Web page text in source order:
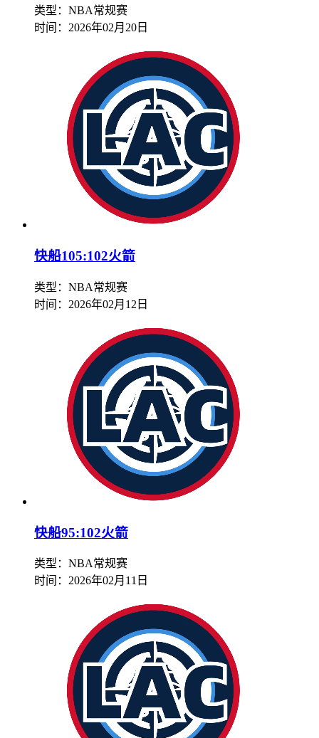
类型：NBA常规赛
时间： 2026年02月20日
快船105:102火箭
类型：NBA常规赛
时间： 2026年02月12日
快船95:102火箭
类型：NBA常规赛
时间： 2026年02月11日